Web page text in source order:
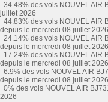
34.48% des vols NOUVEL AIR
juillet 2026
44.83% des vols NOUVEL AIR
depuis le mercredi 08 juillet 2026
24.14% des vols NOUVEL AIR
depuis le mercredi 08 juillet 2026
17.24% des vols NOUVEL AIR
depuis le mercredi 08 juillet 2026
6.9% des vols NOUVEL AIR
depuis le mercredi 08 juillet 2026
0% des vols NOUVEL AIR
2026